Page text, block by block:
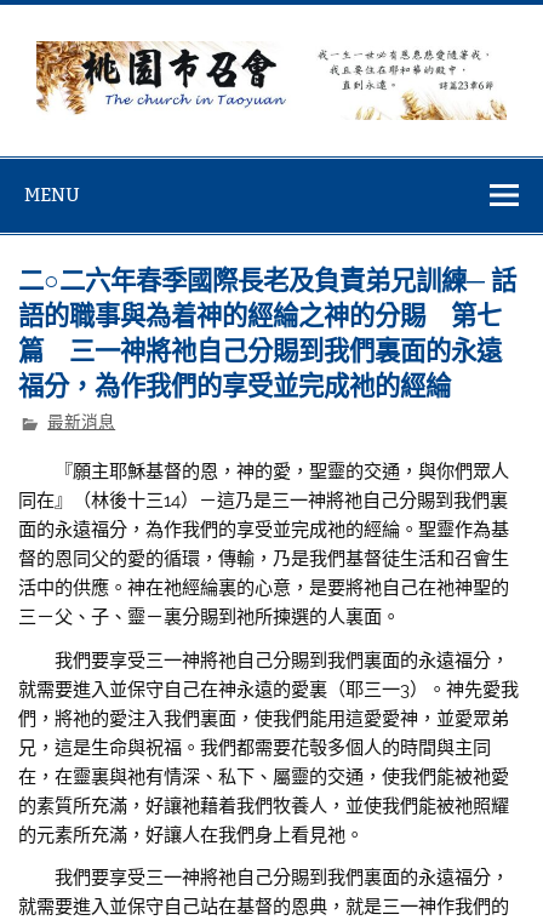
Skip
content
MENU
二○二六年春季國際長老及負責弟兄訓練─ 話
語的職事與為着神的經綸之神的分賜 第七
篇 三一神將祂自己分賜到我們裏面的永遠
福分，為作我們的享受並完成祂的經綸
最新消息
『願主耶穌基督的恩，神的愛，聖靈的交通，與你們眾人
同在』（林後十三14）－這乃是三一神將祂自己分賜到我們裏
面的永遠福分，為作我們的享受並完成祂的經綸。聖靈作為基
督的恩同父的愛的循環，傳輸，乃是我們基督徒生活和召會生
活中的供應。神在祂經綸裏的心意，是要將祂自己在祂神聖的
三－父、子、靈－裏分賜到祂所揀選的人裏面。
我們要享受三一神將祂自己分賜到我們裏面的永遠福分，
就需要進入並保守自己在神永遠的愛裏（耶三一3）。神先愛我
們，將祂的愛注入我們裏面，使我們能用這愛愛神，並愛眾弟
兄，這是生命與祝福。我們都需要花彀多個人的時間與主同
在，在靈裏與祂有情深、私下、屬靈的交通，使我們能被祂愛
的素質所充滿，好讓祂藉着我們牧養人，並使我們能被祂照耀
的元素所充滿，好讓人在我們身上看見祂。
我們要享受三一神將祂自己分賜到我們裏面的永遠福分，
就需要進入並保守自己站在基督的恩典，就是三一神作我們的